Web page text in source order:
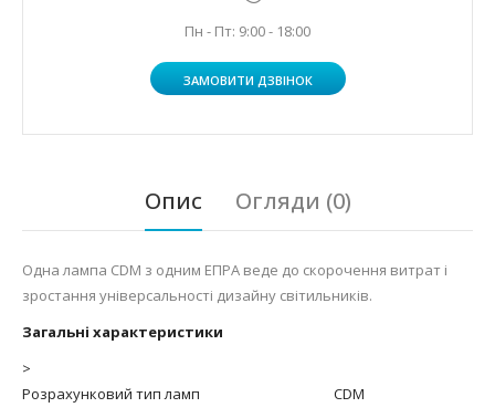
Пн - Пт: 9:00 - 18:00
ЗАМОВИТИ ДЗВІНОК
Опис Огляди (0)
Одна лампа CDM з одним ЕПРА веде до скорочення витрат і
зростання універсальності дизайну світильників.
Загальні характеристики
>
Розрахунковий тип ламп
CDM